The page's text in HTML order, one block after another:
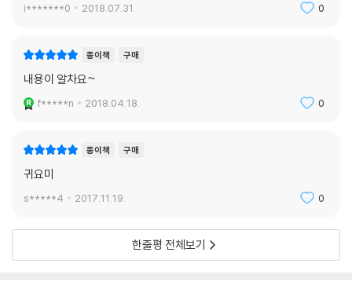
i*******0 2018.07.31. 0
종이책 구매
내용이 알차요~
f*****n 2018.04.18. 0
종이책 구매
귀요미
s*****4 2017.11.19. 0
한줄평 전체보기